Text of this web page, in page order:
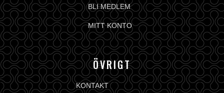
BLI MEDLEM
MITT KONTO
ÖVRIGT
KONTAKT